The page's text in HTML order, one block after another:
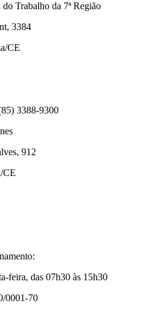
Trabalho da 7ª Região
3384
CE
3388-9300
912
CE
feira, das 07h30 às 15h30
0001-70